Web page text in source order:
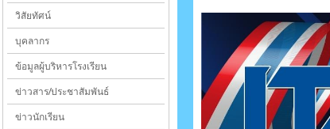
วิสัยทัศน์
บุคลากร
ข้อมูลผู้บริหารโรงเรียน
ข่าวสาร/ประชาสัมพันธ์
ข่าวนักเรียน